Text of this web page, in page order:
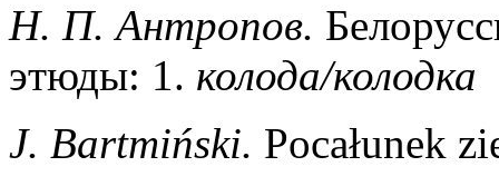
Н. П. Антропов.
этюды: 1. колода/колодка
J. Bartmiński. Pocałunek